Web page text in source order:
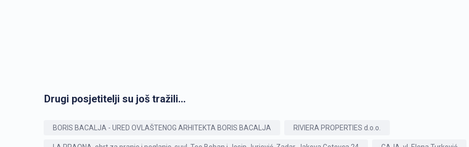
Drugi posjetitelji su još tražili...
BORIS BACALJA - URED OVLAŠTENOG ARHITEKTA BORIS BACALJA RIVIERA PROPERTIES d.o.o.